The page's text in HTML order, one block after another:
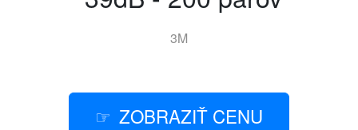
3M
ZOBRAZIŤ CENU